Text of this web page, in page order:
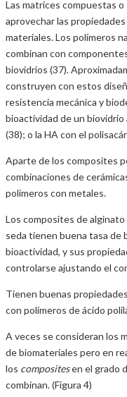
Las matrices compuestas o
aprovechar las
materiales. Los polímeros
combinan con
biovidrios (37).
construyen con estos
resistencia mecánica y
bioactividad de un biovidrio
(38); o la HA con el
Aparte de los composites
combinaciones de
polímeros con metales.
Los composites de
seda tienen buena tasa de
bioactividad, y sus
controlarse ajustando el
Tienen buenas
con polímeros de ácido
A veces se consideran los
de biomateriales pero en
los compositesen el grado
combinan. (Figura 4)